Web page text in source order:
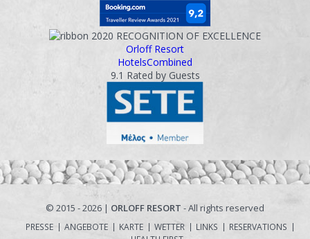
2020 RECOGNITION OF EXCELLENCE
Orloff Resort
HotelsCombined
9.1 Rated by Guests
© 2015 - 2026 | ORLOFF RESORT - All rights reserved
PRESSE ANGEBOTE KARTE WETTER LINKS
RESERVATIONS